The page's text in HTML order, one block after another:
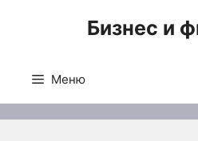
Бизнес и
Меню